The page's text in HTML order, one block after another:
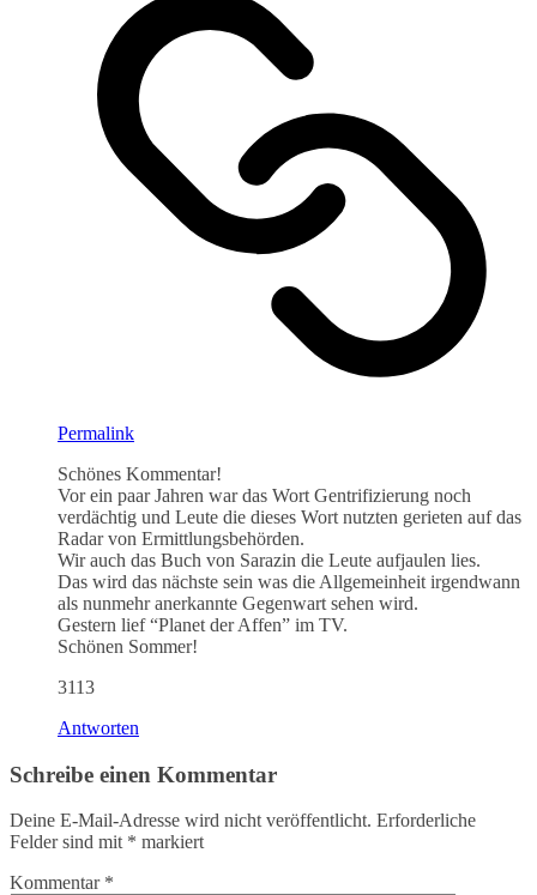
Permalink
Schönes Kommentar!
Vor ein paar Jahren war das Wort Gentrifizierung noch
verdächtig und Leute die dieses Wort nutzten gerieten auf das
Radar von Ermittlungsbehörden.
Wir auch das Buch von Sarazin die Leute aufjaulen lies.
Das wird das nächste sein was die Allgemeinheit irgendwann
als nunmehr anerkannte Gegenwart sehen wird.
Gestern lief “Planet der Affen” im TV.
Schönen Sommer!
3113
Antworten
Schreibe einen Kommentar
Deine E-Mail-Adresse wird nicht veröffentlicht. Erforderliche
Felder sind mit * markiert
Kommentar *